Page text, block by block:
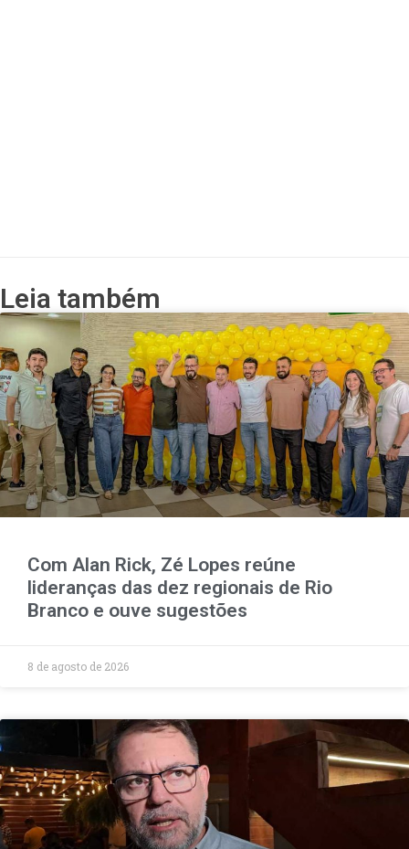
Leia também
Com Alan Rick, Zé Lopes reúne
lideranças das dez regionais de Rio
Branco e ouve sugestões
8 de agosto de 2026